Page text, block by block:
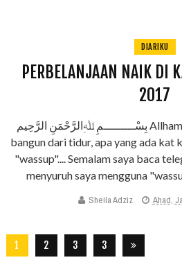
DIARIKU
PERBELANJAAN NAIK DI
2017
بِسْـــــــــمِ ﷲِالرَّحْمَنِ الرَّحِيم Allhamdulillah.... Pagi tadi saya
bangun dari tidur, apa yang ada kat
"wassup".... Semalam saya baca
menyuruh saya mengguna
Sheila Adziz Ahad,
1 2 3
3